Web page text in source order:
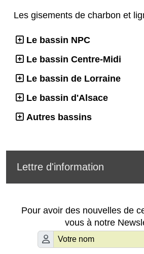
Les gisements de charbon et
Le bassin NPC
Le bassin Centre-Midi
Le bassin de Lorraine
Le bassin d'Alsace
Autres bassins
Lettre d'information
Pour avoir des nouvelles de
vous à notre